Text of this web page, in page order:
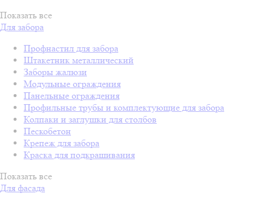
Показать все
Для забора
Профнастил для забора
Штакетник металлический
Заборы жалюзи
Модульные ограждения
Панельные ограждения
Профильные трубы и комплектующие для забора
Колпаки и заглушки для столбов
Пескобетон
Крепеж для забора
Краска для подкрашивания
Показать все
Для фасада